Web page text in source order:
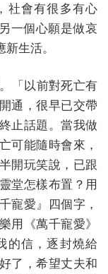
社會有很多有心
一個心願是做哀
生活。
「以前對死亡有
通，很早已交帶
止話題。當我做
可能隨時會來，
開玩笑說，已跟
堂怎樣布置？用
寵愛』四個字，
用《萬千寵愛》
的信，逐封燒給
了，希望丈夫和